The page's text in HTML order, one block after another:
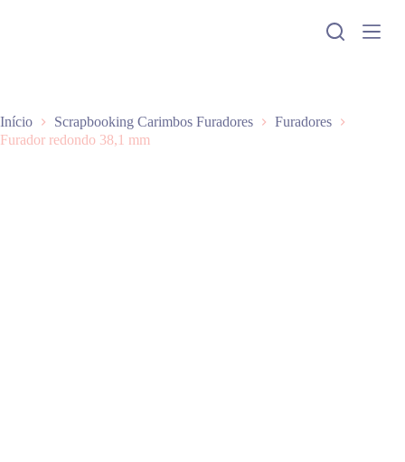
a
r
a
Início Scrapbooking Carimbos Furadores
Furadores
Furador redondo 38,1 mm